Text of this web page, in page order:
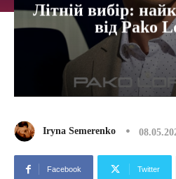
Літній вибір:
від Pako
Iryna Semerenko
Facebook Twitter